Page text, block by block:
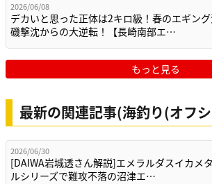
2026/06/08
デカいと思った正体は2キロ級！春のエギン
磯撃沈からの大逆転！【長崎南部エ…
もっと見る
最新の関連記事(海釣り(オフ
2026/06/30
[DAIWA岩城透さん解説]エメラルダスイカメタ
ルシリーズで難攻不落の沼津エ…